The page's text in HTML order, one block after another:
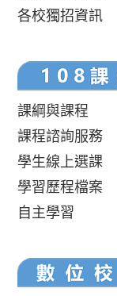
各校獨招資訊
課綱與課程
課程諮詢服務
學生線上選課
學習歷程檔案
自主學習